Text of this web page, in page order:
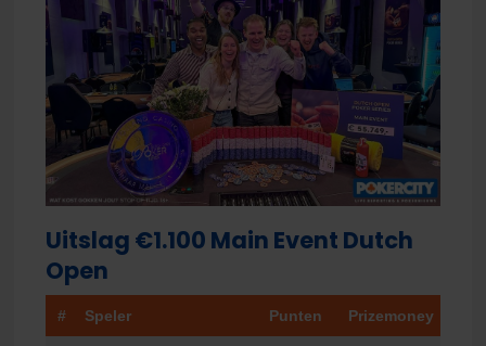
Uitslag €1.100 Main Event Dutch
Open
# Speler Punten Prizemoney